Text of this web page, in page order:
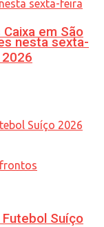
em São
Suíço
nesta sexta-
2026